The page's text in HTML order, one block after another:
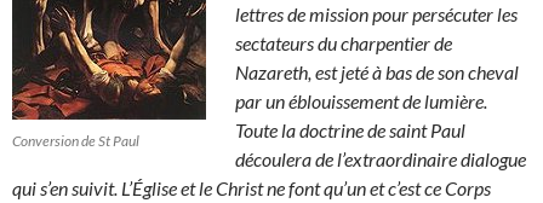
Conversion de St Paul
lettres de mission pour persécuter les
sectateurs du charpentier de
Nazareth, est jeté à bas de son cheval
par un éblouissement de lumière.
Toute la doctrine de saint Paul
découlera de l’extraordinaire dialogue
qui s’en suivit. L’Église et le Christ ne font qu’un et c’est ce Corps